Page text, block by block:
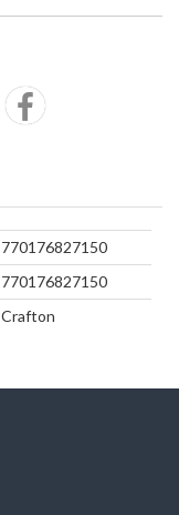
770176827150
770176827150
Crafton